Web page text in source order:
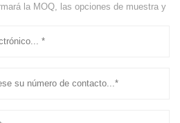
la MOQ, las opciones de muestra y